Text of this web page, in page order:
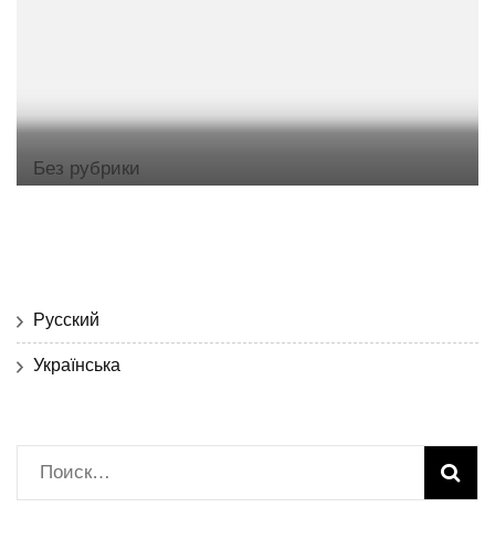
Без рубрики
Русский
Українська
Найти: